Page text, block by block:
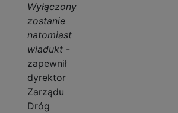
Wyłączony
zostanie
natomiast
wiadukt -
zapewnił
dyrektor
Zarządu
Dróg